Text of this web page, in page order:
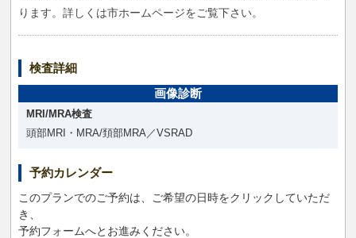
ります。詳しくは市ホームページをご覧下さい。
検査詳細
画像診断
MRI/MRA検査
頭部MRI・MRA/頚部MRA／VSRAD
予約カレンダー
このプランでのご予約は、ご希望の日時をクリックしていただ
き、
予約フォームへとお進みください。